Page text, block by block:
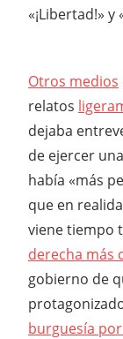
«¡Libertad!»
Otros medios
relatos
dejaba
de ejercer
había «más
que en
viene tiempo
derecha más
gobierno de
burguesía